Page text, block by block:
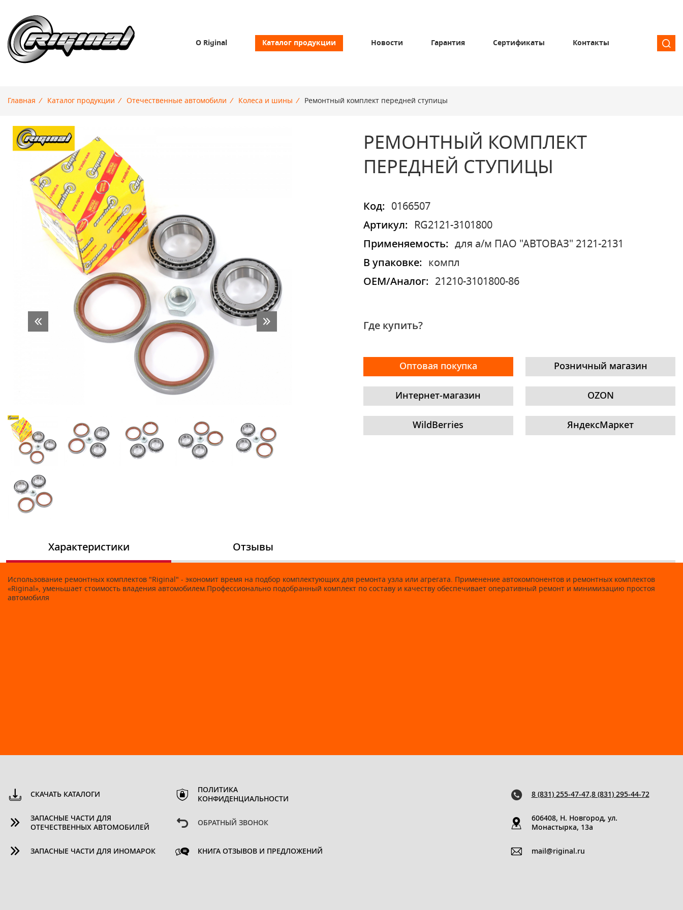
О Riginal Каталог продукции Новости Гарантия Сертификаты Контакты
Главная / Каталог продукции / Отечественные автомобили / Колеса и шины / Ремонтный комплект передней ступицы
РЕМОНТНЫЙ КОМПЛЕКТ
ПЕРЕДНЕЙ СТУПИЦЫ
Код:
0166507
Артикул:
RG2121-3101800
Применяемость:
для а/м ПАО "АВТОВАЗ" 2121-2131
В упаковке:
компл
OEM/Аналог:
21210-3101800-86
Где купить?
Оптовая покупка Розничный магазин
Интернет-магазин OZON
WildBerries ЯндексМаркет
Характеристики
Использование ремонтных комплектов "Riginal" - экономит время на подбор комплектующих для ремонта узла или агрегата. Применение автокомпонентов и ремонтных комплектов
«Riginal», уменьшает стоимость владения автомобилем.Профессионально подобранный комплект по составу и качеству обеспечивает оперативный ремонт и минимизацию простоя
автомобиля
Отзывы
СКАЧАТЬ КАТАЛОГИ
ЗАПАСНЫЕ ЧАСТИ ДЛЯ
ОТЕЧЕСТВЕННЫХ АВТОМОБИЛЕЙ
ЗАПАСНЫЕ ЧАСТИ ДЛЯ ИНОМАРОК
ПОЛИТИКА
КОНФИДЕНЦИАЛЬНОСТИ
ОБРАТНЫЙ ЗВОНОК
КНИГА ОТЗЫВОВ И ПРЕДЛОЖЕНИЙ
8 (831) 255-47-47,8 (831) 295-44-72
606408, Н. Новгород, ул.
Монастырка, 13a
mail@riginal.ru